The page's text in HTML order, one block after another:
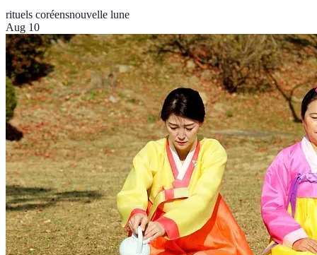
rituels coréensnouvelle lune
Aug 10